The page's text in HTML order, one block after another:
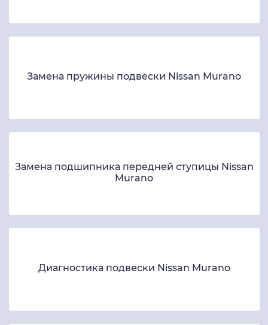
Замена пружины подвески Nissan Murano
Замена подшипника передней ступицы Nissan
Murano
Диагностика подвески Nissan Murano